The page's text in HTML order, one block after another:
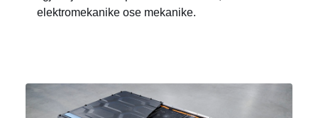
elektromekanike ose mekanike.